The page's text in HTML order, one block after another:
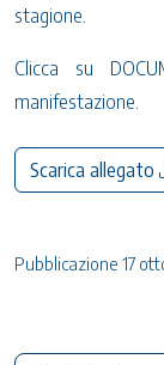
stagione.
Clicca su
manifestazione.
Scarica allegato
Pubblicazione 17